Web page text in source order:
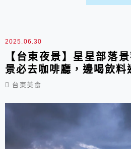
地方，想拍海景或網美照都
2025.06.30
【台東夜景】星星部落
景必去咖啡廳，邊喝飲料
台東美食